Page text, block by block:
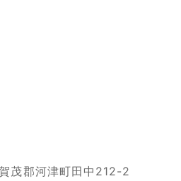
茂郡河津町田中212-2